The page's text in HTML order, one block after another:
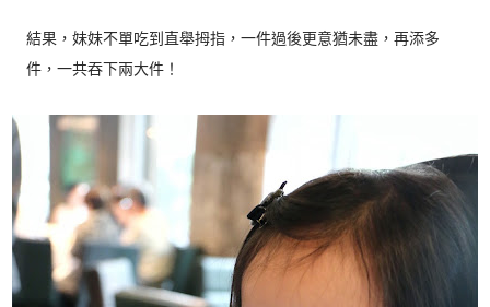
結果，妹妹不單吃到直舉拇指，一件過後更意猶未盡，再添多
件，一共吞下兩大件！